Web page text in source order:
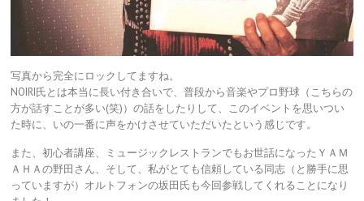
写真から完全にロックしてますね。
NOIRI氏とは本当に長い付き合いで、普段から音楽やプロ野球（こちらの
方が話すことが多い(笑)）の話をしたりして、このイベントを思いつい
た時に、いの一番に声をかけさせていただいたという感じです。
また、初心者講座、ミュージックレストランでもお世話になったＹＡＭ
ＡＨＡの野田さん、そして、私がとても信頼している同志（と勝手に思
っていますが）オルトフォンの坂田氏も今回参戦してくれることになり